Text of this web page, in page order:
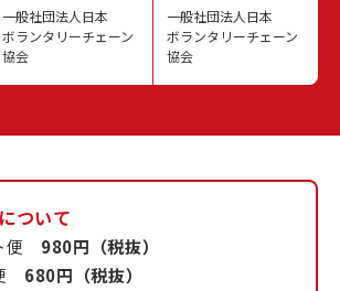
一般社団法人日本
ボランタリーチェーン
協会
一般社団法人日本
ボランタリーチェーン
協会
ついて
便 980円（税抜）
680円（税抜）